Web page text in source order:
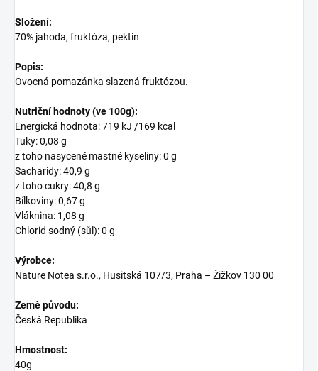
Složení:
70% jahoda, fruktóza, pektin
Popis:
Ovocná pomazánka slazená fruktózou.
Nutriční hodnoty (ve 100g):
Energická hodnota: 719 kJ /169 kcal
Tuky: 0,08 g
z toho nasycené mastné kyseliny: 0 g
Sacharidy: 40,9 g
z toho cukry: 40,8 g
Bílkoviny: 0,67 g
Vláknina: 1,08 g
Chlorid sodný (sůl): 0 g
Výrobce:
Nature Notea s.r.o., Husitská 107/3, Praha – Žižkov 130 00
Země původu:
Česká Republika
Hmostnost:
40g